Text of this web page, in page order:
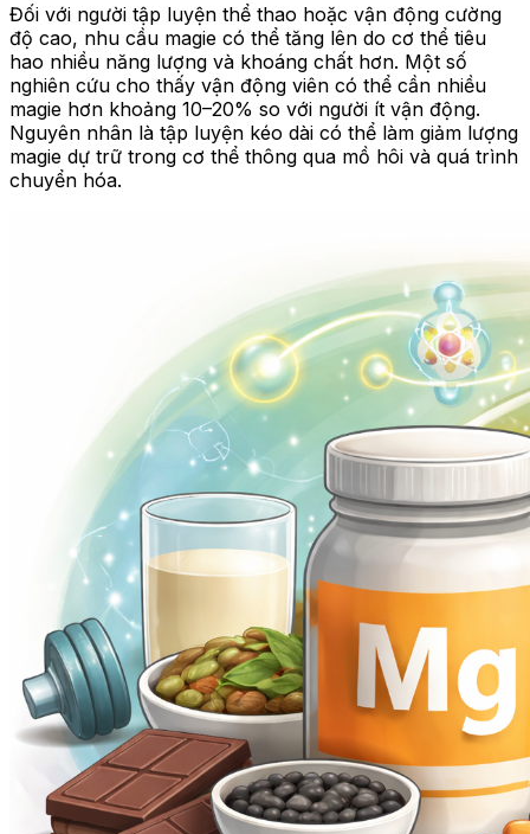
Đối với người tập luyện thể thao hoặc vận động cường
độ cao, nhu cầu magie có thể tăng lên do cơ thể tiêu
hao nhiều năng lượng và khoáng chất hơn. Một số
nghiên cứu cho thấy vận động viên có thể cần nhiều
magie hơn khoảng 10–20% so với người ít vận động.
Nguyên nhân là tập luyện kéo dài có thể làm giảm lượng
magie dự trữ trong cơ thể thông qua mồ hôi và quá trình
chuyển hóa.